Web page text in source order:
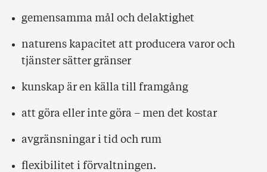
gemensamma mål och delaktighet
naturens kapacitet att producera varor och
tjänster sätter gränser
kunskap är en källa till framgång
att göra eller inte göra – men det kostar
avgränsningar i tid och rum
flexibilitet i förvaltningen.